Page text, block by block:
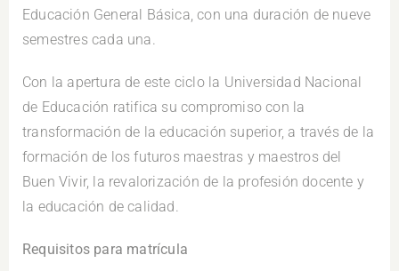
Educación General Básica, con una duración de nueve
semestres cada una.
Con la apertura de este ciclo la Universidad Nacional
de Educación ratifica su compromiso con la
transformación de la educación superior, a través de la
formación de los futuros maestras y maestros del
Buen Vivir, la revalorización de la profesión docente y
la educación de calidad.
Requisitos para matrícula